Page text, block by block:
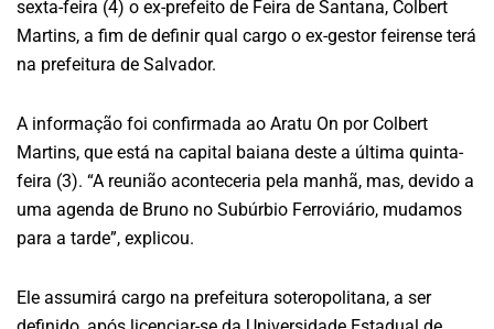
sexta-feira (4) o ex-prefeito de Feira de Santana, Colbert
Martins, a fim de definir qual cargo o ex-gestor feirense terá
na prefeitura de Salvador.
A informação foi confirmada ao Aratu On por Colbert
Martins, que está na capital baiana deste a última quinta-
feira (3). “A reunião aconteceria pela manhã, mas, devido a
uma agenda de Bruno no Subúrbio Ferroviário, mudamos
para a tarde”, explicou.
Ele assumirá cargo na prefeitura soteropolitana, a ser